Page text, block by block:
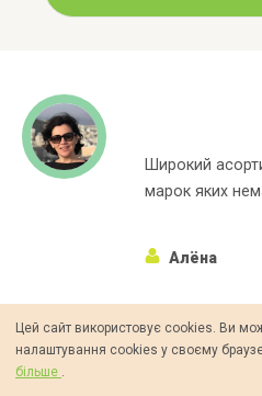
Широкий
марок яких
Алёна
Цей сайт використовує cookies. Ви
налаштування cookies у своєму
більше .